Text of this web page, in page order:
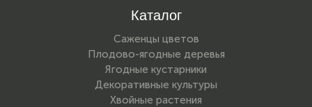
Каталог
Саженцы цветов
Плодово-ягодные деревья
Ягодные кустарники
Декоративные культуры
Хвойные растения